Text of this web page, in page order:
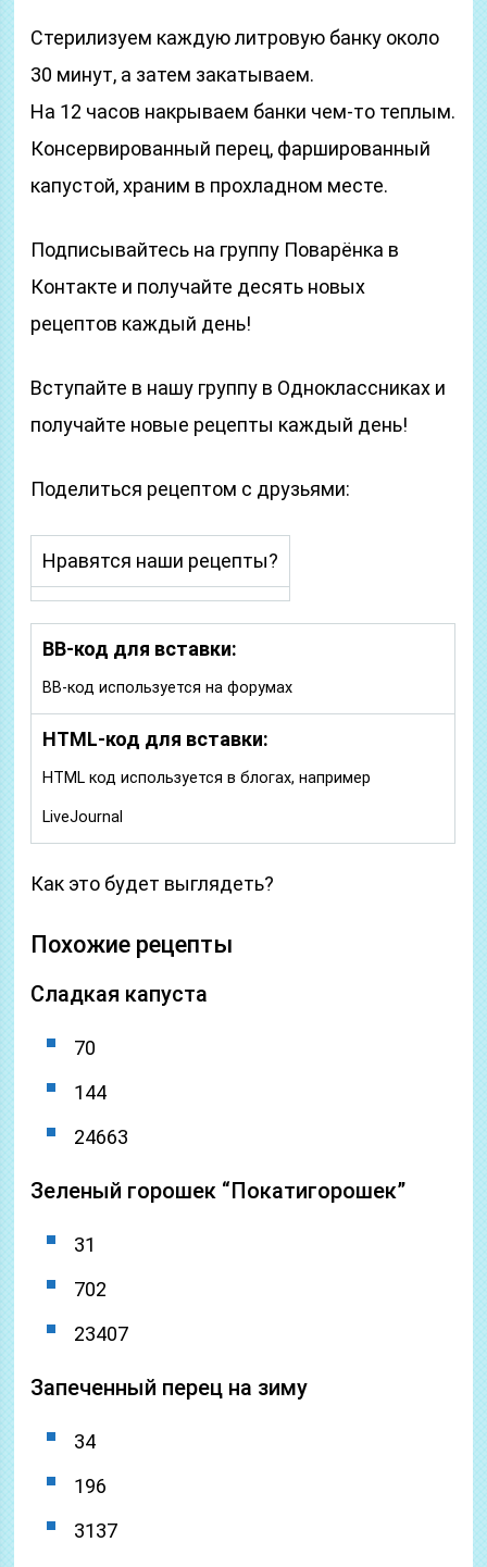
Стерилизуем каждую литровую банку около
30 минут, а затем закатываем.
На 12 часов накрываем банки чем-то теплым.
Консервированный перец, фаршированный
капустой, храним в прохладном месте.
Подписывайтесь на группу Поварёнка в
Контакте и получайте десять новых
рецептов каждый день!
Вступайте в нашу группу в Одноклассниках и
получайте новые рецепты каждый день!
Поделиться рецептом с друзьями:
Нравятся наши рецепты?
BB-код для вставки:
BB-код используется на форумах
HTML-код для вставки:
HTML код используется в блогах, например
LiveJournal
Как это будет выглядеть?
Похожие рецепты
Сладкая капуста
70
144
24663
Зеленый горошек “Покатигорошек”
31
702
23407
Запеченный перец на зиму
34
196
3137